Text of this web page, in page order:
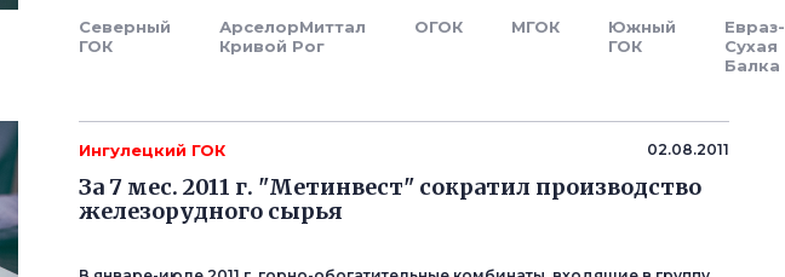
Северный
ГОК
АрселорМиттал
Кривой Рог
ОГОК МГОК
Южный
ГОК
Евраз-
Сухая
Балка
Ингулецкий ГОК 02.08.2011
За 7 мес. 2011 г. "Метинвест" сократил производство
железорудного сырья